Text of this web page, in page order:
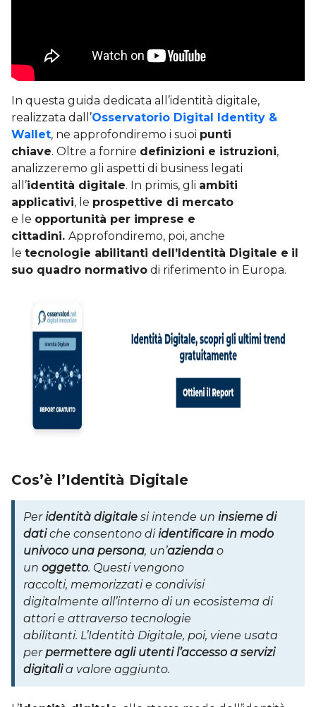
In questa guida dedicata all’identità digitale,
realizzata dall’Osservatorio Digital Identity &
Wallet, ne approfondiremo i suoi punti
chiave. Oltre a fornire definizioni e istruzioni,
analizzeremo gli aspetti di business legati
all’identità digitale. In primis, gli ambiti
applicativi, le prospettive di mercato
e le opportunità per imprese e
cittadini. Approfondiremo, poi, anche
le tecnologie abilitanti dell’Identità Digitale e il
suo quadro normativo di riferimento in Europa.
Cos’è l’Identità Digitale
Peridentità digitale si intende un insieme di
datiche consentono diidentificare in modo
univoco una persona, un’azienda o
un oggetto. Questi vengono
raccolti, memorizzati e condivisi
digitalmente all’interno di un ecosistema di
attori e attraverso tecnologie
abilitanti. L’Identità Digitale, poi, viene usata
perpermettere agli utenti l’accesso a servizi
digitalia valore aggiunto.